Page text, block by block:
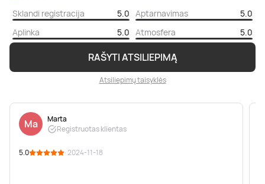
RAŠYTI ATSILIEPIMĄ
Atsiliepimų taisyklės
Sklandi registracija
5.0 Aptarnavimas
5.0
Aplinka
5.0 Atmosfera 5.0
Ma
Marta
Registruotas klientas
5.0 · 2024-11-18